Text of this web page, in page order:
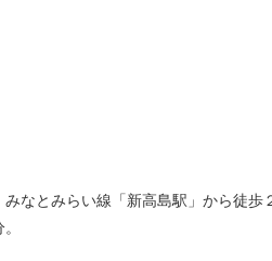
とみらい線「新高島駅」から徒歩